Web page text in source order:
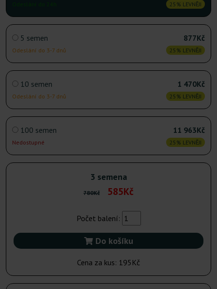
25% LEVNĚJI
5 semen
Odeslání do 3-7 dnů
877Kč
25% LEVNĚJI
10 semen
Odeslání do 3-7 dnů
1 470Kč
25% LEVNĚJI
100 semen
Nedostupné
11 963Kč
25% LEVNĚJI
3 semena
780Kč 585Kč
Počet balení:
Do košíku
Cena za kus: 195Kč